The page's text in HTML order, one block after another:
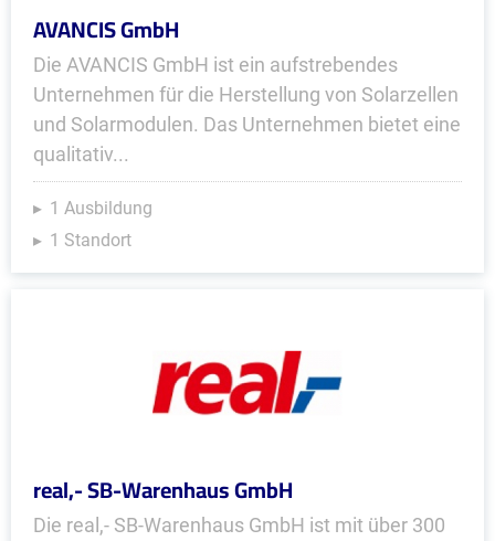
AVANCIS GmbH
Die AVANCIS GmbH ist ein aufstrebendes
Unternehmen für die Herstellung von Solarzellen
und Solarmodulen. Das Unternehmen bietet eine
qualitativ...
1 Ausbildung
1 Standort
real,- SB-Warenhaus GmbH
Die real,- SB-Warenhaus GmbH ist mit über 300